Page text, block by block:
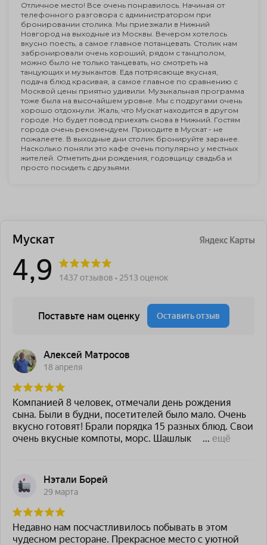
Отличное место! Все очень понравилось. Начиная от
телефонного разговора с администратором при
бронировании столика. Мы приезжали в Нижний
Новгород на выходные из Москвы. Вечером хотелось
вкусно поесть, а самое главное потанцевать. Столик нам
забронировали очень хороший, рядом с танцполом,
можно было не только танцевать, но смотреть на
танцующих и музыкантов. Еда потрясающе вкусная,
подача блюд красивая, а самое главное по сравнению с
Москвой цены приятно удивили. Музыкальная программа
тоже была на высочайшем уровне. Мы с подругами очень
хорошо отдохнули. Жаль, что Мускат находится в другом
городе. Но будет повод приехать снова в Нижний. Гостям
города очень рекомендуем. Приходите в Мускат - не
пожалеете. В выходные дни столик бронируйте заранее.
Насколько поняли это кафе очень популярно у местных
жителей. Отметить дни рождения, годовщицу свадьба и
просто посидеть с друзьями.